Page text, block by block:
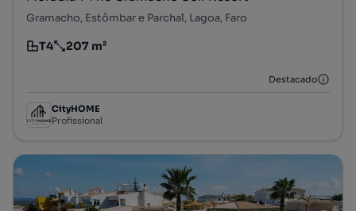
Gramacho, Estômbar e Parchal, Lagoa, Faro
Tipologia
T4
Preço por metro quadrado
207 m²
Destacado
CityHOME
Profissional